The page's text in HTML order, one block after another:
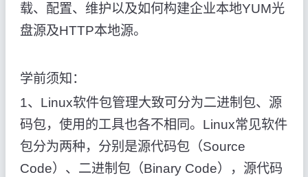
载、配置、维护以及如何构建企业本地YUM光
盘源及HTTP本地源。
学前须知：
1、Linux软件包管理大致可分为二进制包、源
码包，使用的工具也各不相同。Linux常见软件
包分为两种，分别是源代码包（Source
Code）、二进制包（Binary Code），源代码